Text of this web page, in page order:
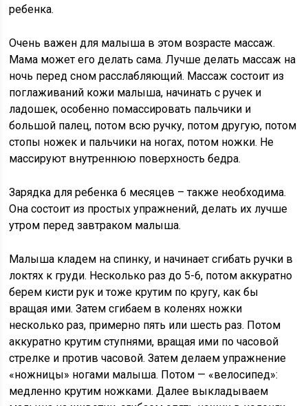
ребенка.
Очень важен для малыша в этом возрасте массаж.
Мама может его делать сама. Лучше делать массаж на
ночь перед сном расслабляющий. Массаж состоит из
поглаживаний кожи малыша, начинать с ручек и
ладошек, особенно помассировать пальчики и
большой палец, потом всю ручку, потом другую, потом
стопы ножек и пальчики на ногах, потом ножки. Не
массируют внутреннюю поверхность бедра.
Зарядка для ребенка 6 месяцев – также необходима.
Она состоит из простых упражнений, делать их лучше
утром перед завтраком малыша.
Малыша кладем на спинку, и начинает сгибать ручки в
локтях к груди. Несколько раз до 5-6, потом аккуратно
берем кисти рук и тоже крутим по кругу, как бы
вращая ими. Затем сгибаем в коленях ножки
несколько раз, примерно пять или шесть раз. Потом
аккуратно крутим ступнями, вращая ими по часовой
стрелке и против часовой. Затем делаем упражнение
«ножницы» ногами малыша. Потом — «велосипед»:
медленно крутим ножками. Далее выкладываем